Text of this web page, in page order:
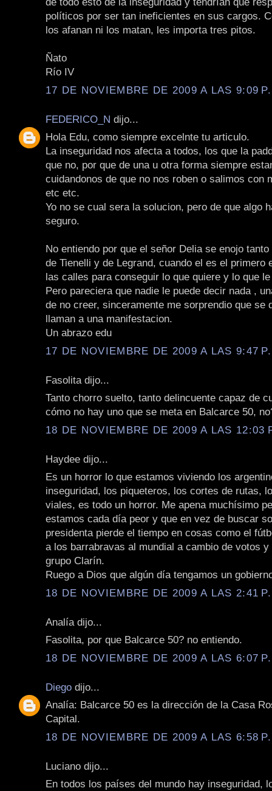
políticos por ser tan ineficientes en sus cargos.
los afanan ni los matan, les importa tres pitos.
Ñato
Río IV
17 DE NOVIEMBRE DE 2009 A LAS 9:09
FEDERICO_N dijo...
Hola Edu, como siempre excelnte tu articulo.
La inseguridad nos afecta a todos, los que la
que no, por que de una u otra forma siempre
cuidandonos de que no nos roben o salimos con
etc etc.
Yo no se cual sera la solucion, pero de que algo
seguro.
No entiendo por que el señor Delia se enojo
de Tienelli y de Legrand, cuando el es el primero
las calles para conseguir lo que quiere y lo que
Pero pareciera que nadie le puede decir nada ,
de no creer, sinceramente me sorprendio que se
llaman a una manifestacion.
Un abrazo edu
17 DE NOVIEMBRE DE 2009 A LAS 9:47
Fasolita dijo...
Tanto chorro suelto, tanto delincuente capaz de
cómo no hay uno que se meta en Balcarce 50,
18 DE NOVIEMBRE DE 2009 A LAS 12:03
Haydee dijo...
Es un horror lo que estamos viviendo los
inseguridad, los piqueteros, los cortes de rutas,
viales, es todo un horror. Me apena muchísimo
estamos cada día peor y que en vez de buscar
presidenta pierde el tiempo en cosas como el
a los barrabravas al mundial a cambio de votos
grupo Clarín.
Ruego a Dios que algún día tengamos un
18 DE NOVIEMBRE DE 2009 A LAS 2:41
Analía dijo...
Fasolita, por que Balcarce 50? no entiendo.
18 DE NOVIEMBRE DE 2009 A LAS 6:07
Diego dijo...
Analía: Balcarce 50 es la dirección de la Casa
Capital.
18 DE NOVIEMBRE DE 2009 A LAS 6:58
Luciano dijo...
En todos los países del mundo hay inseguridad,